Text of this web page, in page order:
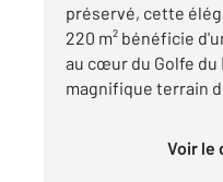
préservé, cette
220 m² bénéficie
au cœur du Golfe du
magnifique terrain
Voir